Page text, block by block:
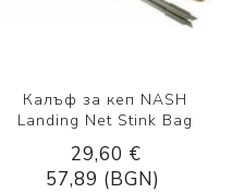
Калъф за кеп NASH
Landing Net Stink Bag
29,60 €
57,89 (BGN)